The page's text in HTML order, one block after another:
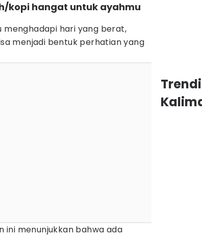
kopi hangat untuk ayahmu
menghadapi hari yang berat,
menjadi bentuk perhatian yang
ini menunjukkan bahwa ada